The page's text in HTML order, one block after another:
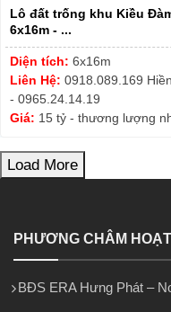
Lô đất trống khu Kiều
6x16m - ...
Diện tích: 6x16m
Liên Hệ: 0918.089.169
- 0965.24.14.19
Giá: 15 tỷ - thương lượng
Load More
PHƯƠNG CHÂM
BĐS ERA Hưng Phát –